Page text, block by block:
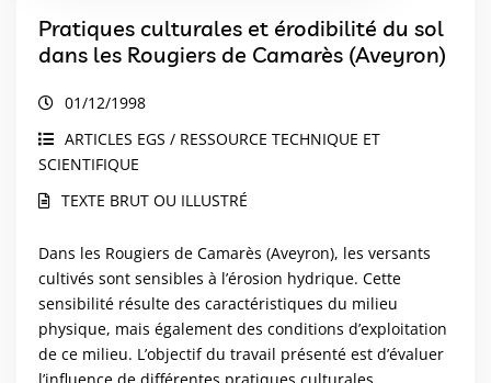
Pratiques culturales et érodibilité du sol
dans les Rougiers de Camarès (Aveyron)
01/12/1998
ARTICLES EGS / RESSOURCE TECHNIQUE ET
SCIENTIFIQUE
TEXTE BRUT OU ILLUSTRÉ
Dans les Rougiers de Camarès (Aveyron), les versants
cultivés sont sensibles à l’érosion hydrique. Cette
sensibilité résulte des caractéristiques du milieu
physique, mais également des conditions d’exploitation
de ce milieu. L’objectif du travail présenté est d’évaluer